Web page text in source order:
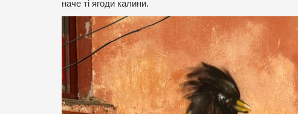
наче ті ягоди калини.